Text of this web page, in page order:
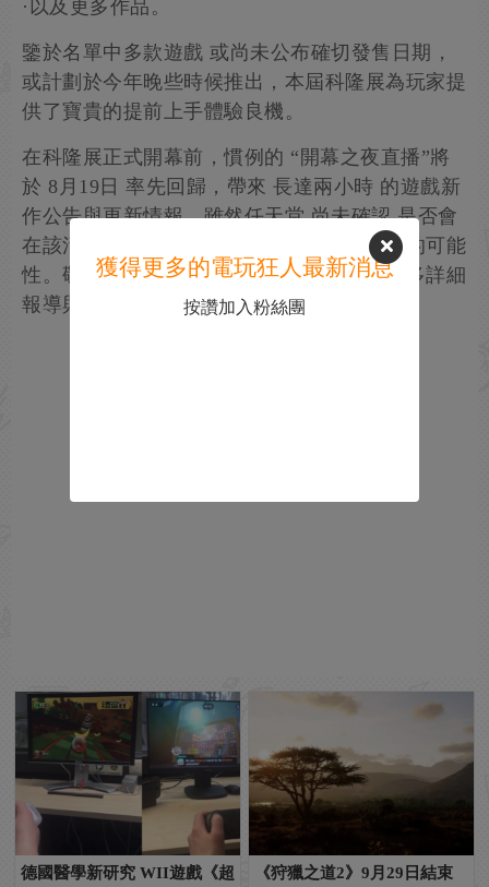
·以及更多作品。
鑒於名單中多款遊戲 或尚未公布確切發售日期，
或計劃於今年晚些時候推出，本屆科隆展為玩家提
供了寶貴的提前上手體驗良機。
在科隆展正式開幕前，慣例的 “開幕之夜直播”將
於 8月19日 率先回歸，帶來 長達兩小時 的遊戲新
作公告與更新情報。雖然任天堂 尚未確認 是否會
在該活動中亮相，但不排除其帶來意外驚喜的可能
性。敬請關注本月晚些時候關於該活動的更多詳細
報導與現場直播信息。
德國醫學新研究 WII遊戲《超
《狩獵之道2》9月29日結束
獲得更多的電玩狂人最新消息
按讚加入粉絲團